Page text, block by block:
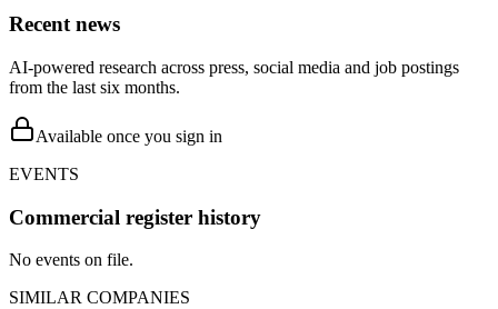
Recent news
AI-powered research across press, social media and job postings
from the last six months.
Available once you sign in
EVENTS
Commercial register history
No events on file.
SIMILAR COMPANIES